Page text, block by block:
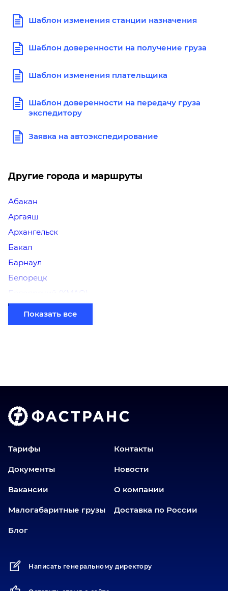
Шаблон изменения станции назначения
Шаблон доверенности на получение груза
Шаблон изменения плательщика
Шаблон доверенности на передачу груза
экспедитору
Заявка на автоэкспедирование
Другие города и маршруты
Абакан
Аргаяш
Архангельск
Бакал
Барнаул
Белорецк
Белоярский (ХМАО)
Березники
Бийск
Волгоград
Донецк
Еманжелинск
Заводоуковск
Златоуст
Иваново
Калининград
Карабаш
Показать все
Тарифы Контакты
Документы Новости
Вакансии О компании
Малогабаритные грузы Доставка по России
Блог
Написать генеральному директору